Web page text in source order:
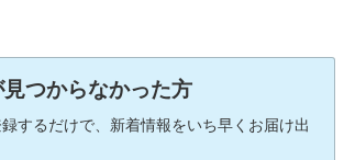
つからなかった方
するだけで、新着情報をいち早くお届け出